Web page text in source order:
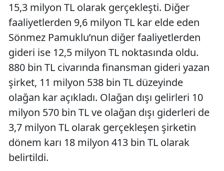
15,3 milyon TL olarak gerçekleşti. Diğer
faaliyetlerden 9,6 milyon TL kar elde eden
Sönmez Pamuklu’nun diğer faaliyetlerden
gideri ise 12,5 milyon TL noktasında oldu.
880 bin TL civarında finansman gideri yazan
şirket, 11 milyon 538 bin TL düzeyinde
olağan kar açıkladı. Olağan dışı gelirleri 10
milyon 570 bin TL ve olağan dışı giderleri de
3,7 milyon TL olarak gerçekleşen şirketin
dönem karı 18 milyon 413 bin TL olarak
belirtildi.